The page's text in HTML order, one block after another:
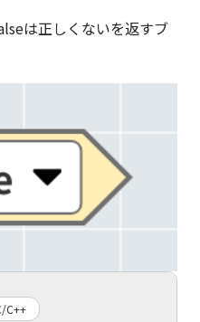
は正しくないを返すブ
C++